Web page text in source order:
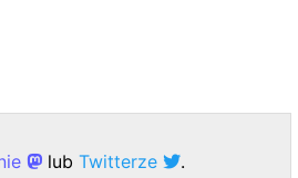
lub Twitterze .